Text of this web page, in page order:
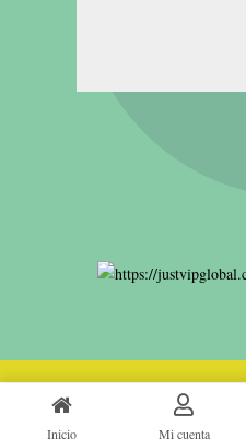
Inicio Mi cuenta